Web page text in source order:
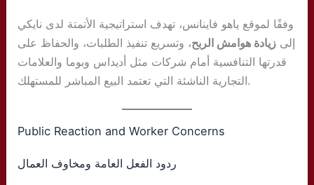
وفقًا لموقع ياهو فاينانس، تهدف استراتيجية الأتمتة لدى نايكي
إلى زيادة هوامش الربح، وتسريع تنفيذ الطلبات، والحفاظ على
قدرتها التنافسية أمام شركات مثل أديداس وبوما والعلامات
التجارية الناشئة التي تعتمد البيع المباشر للمستهلك.
Public Reaction and Worker Concerns
ردود الفعل العامة ومخاوف العمال